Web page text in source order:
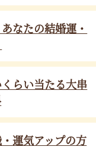
なたの結婚運・
らい当たる大串
運気アップの方